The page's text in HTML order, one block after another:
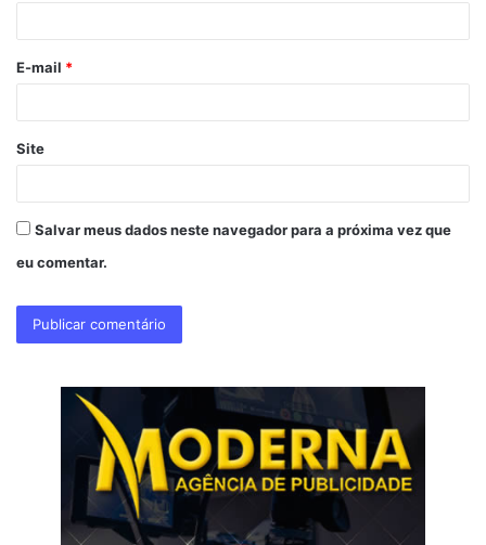
*
E-mail *
Site
Salvar meus dados neste navegador para a próxima vez que
eu comentar.